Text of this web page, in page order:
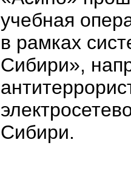
учебная
в рамках
Сибири»,
Сибири.